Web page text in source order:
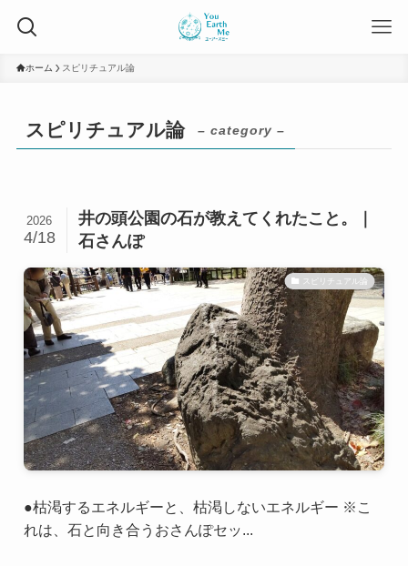
ホーム スピリチュアル論
スピリチュアル論 – category –
井の頭公園の石が教えてくれたこと。｜
石さんぽ
2026
4/18
スピリチュアル論
●枯渇するエネルギーと、枯渇しないエネルギー ※こ
れは、石と向き合うおさんぽセッ...